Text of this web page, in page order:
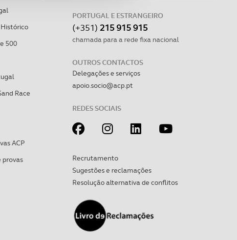
apenas com o seu
prestar.
na sua experiência de
500
Race
ACP
provas
PORTUGAL E ESTRANGEIRO
(+351) 215 915 915
chamada para a rede fixa nacional
OUTROS CONTACTOS
Delegações e serviços
apoio.socio@acp.pt
REDES SOCIAIS
Recrutamento
Sugestões e reclamações
Resolução alternativa de conflitos